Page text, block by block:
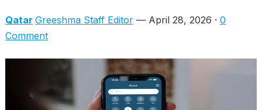
Qatar Greeshma Staff Editor— April 28, 2026 · 0
Comment